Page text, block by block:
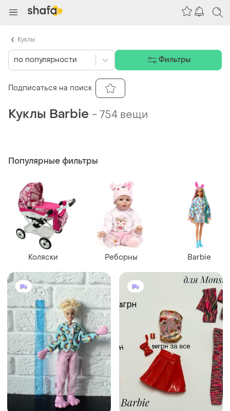
Куклы Barbie -754 вещи
Популярные фильтры
Коляски Реборны Barbie
по популярности Фильтры
Подписаться на поиск
Куклы